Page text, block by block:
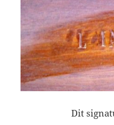
Dit